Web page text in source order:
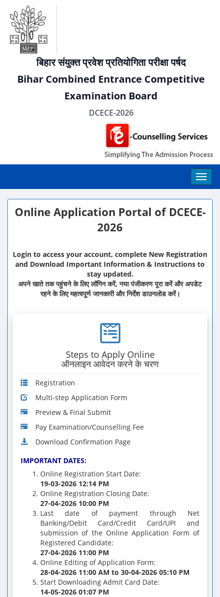
बिहार संयुक्त प्रवेश प्रतियोगिता परीक्षा पर्षद
Bihar Combined Entrance Competitive
Examination Board
DCECE-2026
Online Application Portal of DCECE-
2026
Login to access your account, complete New Registration
and Download Important Information & Instructions to
stay updated.
अपने खाते तक पहुंचने के लिए लॉगिन करें, नया पंजीकरण पूरा करें और अपडेट
रहने के लिए महत्वपूर्ण जानकारी और निर्देश डाउनलोड करें।
Steps to Apply Online
ऑनलाइन आवेदन करने के चरण
Registration
Multi-step Application Form
Preview & Final Submit
Pay Examination/Counselling Fee
Download Confirmation Page
IMPORTANT DATES:
Online Registration Start Date:
19-03-2026 12:14 PM
Online Registration Closing Date:
27-04-2026 10:00 PM
Last date of payment through Net
Banking/Debit Card/Credit Card/UPI and
submission of the Online Application Form of
Registered Candidate:
27-04-2026 11:00 PM
Online Editing of Application Form:
28-04-2026 11:00 AM to 30-04-2026 05:10 PM
Start Downloading Admit Card Date:
14-05-2026 01:07 PM